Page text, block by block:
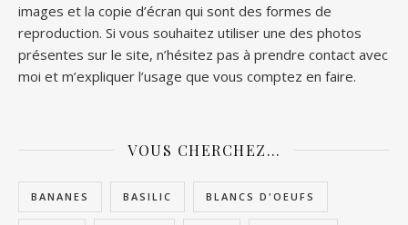
images et la copie d’écran qui sont des formes de
reproduction. Si vous souhaitez utiliser une des photos
présentes sur le site, n’hésitez pas à prendre contact avec
moi et m’expliquer l’usage que vous comptez en faire.
VOUS CHERCHEZ…
BANANES BASILIC BLANCS D'OEUFS